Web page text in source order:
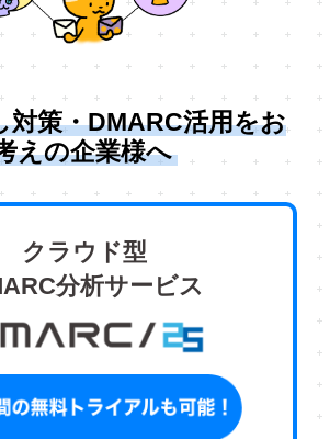
対策・DMARC活用をお
えの企業様へ
クラウド型
分析サービス